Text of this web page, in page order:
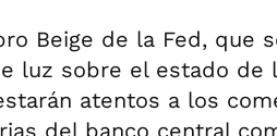
Beige de la Fed, que
luz sobre el estado de
atentos a los
del banco central